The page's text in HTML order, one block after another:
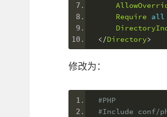
Require all
</Directory>
修改为：
#PHP
#Include conf/